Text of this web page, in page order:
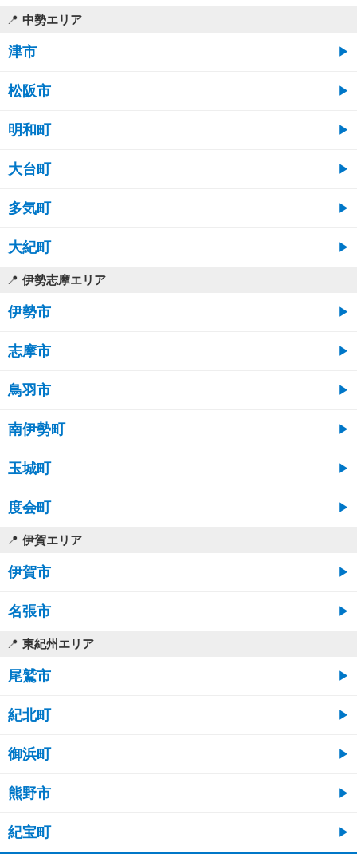
中勢エリア
津市
松阪市
明和町
大台町
多気町
大紀町
伊勢志摩エリア
伊勢市
志摩市
鳥羽市
南伊勢町
玉城町
度会町
伊賀エリア
伊賀市
名張市
東紀州エリア
尾鷲市
紀北町
御浜町
熊野市
紀宝町